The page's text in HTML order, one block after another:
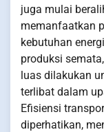
juga mulai
memanfaatkan
kebutuhan
produksi
luas dilakukan
terlibat dalam
Efisiensi
diperhatikan,